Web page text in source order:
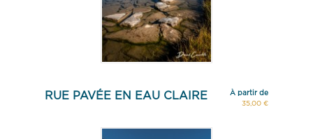
RUE PAVÉE EN EAU CLAIRE
À partir de
35,00 €